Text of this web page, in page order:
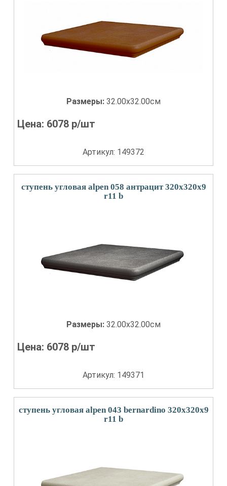
Размеры: 32.00x32.00см
Цена: 6078 р/шт
Артикул: 149372
ступень угловая alpen 058 антрацит 320x320x9
r11 b
Размеры: 32.00x32.00см
Цена: 6078 р/шт
Артикул: 149371
ступень угловая alpen 043 bernardino 320x320x9
r11 b